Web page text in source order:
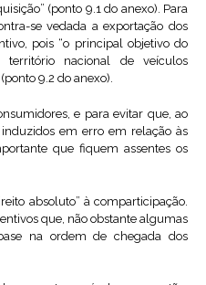
(ponto 9.1 do anexo). Para
se vedada a exportação dos
pois “o principal objetivo do
nacional de veículos
9.2 do anexo).
e para evitar que, ao
em erro em relação às
que fiquem assentes os
absoluto” à comparticipação.
que, não obstante algumas
na ordem de chegada dos